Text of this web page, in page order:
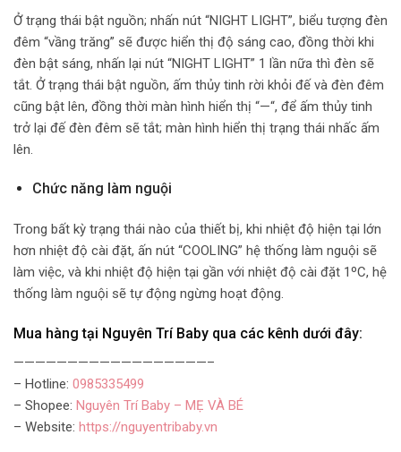
Ở trạng thái bật nguồn; nhấn nút “NIGHT LIGHT”, biểu tượng đèn
đêm “vầng trăng” sẽ được hiển thị độ sáng cao, đồng thời khi
đèn bật sáng, nhấn lại nút “NIGHT LIGHT” 1 lần nữa thì đèn sẽ
tắt. Ở trạng thái bật nguồn, ấm thủy tinh rời khỏi đế và đèn đêm
cũng bật lên, đồng thời màn hình hiển thị “—“, để ấm thủy tinh
trở lại đế đèn đêm sẽ tắt; màn hình hiển thị trạng thái nhấc ấm
lên.
Chức năng làm nguội
Trong bất kỳ trạng thái nào của thiết bị, khi nhiệt độ hiện tại lớn
hơn nhiệt độ cài đặt, ấn nút “COOLING” hệ thống làm nguội sẽ
làm việc, và khi nhiệt độ hiện tại gần với nhiệt độ cài đặt 1ºC, hệ
thống làm nguội sẽ tự động ngừng hoạt động.
Mua hàng tại Nguyên Trí Baby qua các kênh dưới đây:
——————————————————–
– Hotline: 0985335499
– Shopee: Nguyên Trí Baby – MẸ VÀ BÉ
– Website: https://nguyentribaby.vn